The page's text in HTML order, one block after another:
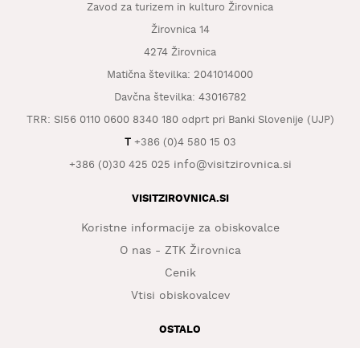
Zavod za turizem in kulturo Žirovnica
Žirovnica 14
4274 Žirovnica
Matična številka: 2041014000
Davčna številka: 43016782
TRR: SI56 0110 0600 8340 180 odprt pri Banki Slovenije (UJP)
T+386 (0)4 580 15 03
+386 (0)30 425 025 info@visitzirovnica.si
VISITZIROVNICA.SI
Koristne informacije za obiskovalce
O nas - ZTK Žirovnica
Cenik
Vtisi obiskovalcev
OSTALO